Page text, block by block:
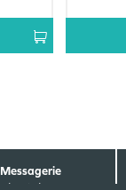
Messagerie
sécurisée